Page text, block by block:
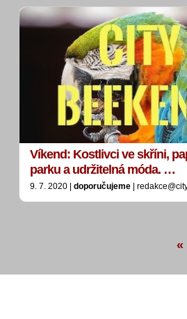
Víkend: Kostlivci ve skříni,
parku a udržitelná móda. …
9. 7. 2020 | doporučujeme |
«